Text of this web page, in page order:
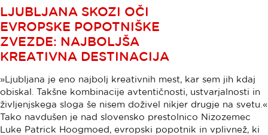
LJUBLJANA SKOZI OČI
EVROPSKE POPOTNIŠKE
ZVEZDE: NAJBOLJŠA
KREATIVNA DESTINACIJA
»Ljubljana je eno najbolj kreativnih mest, kar sem jih kdaj
obiskal. Takšne kombinacije avtentičnosti, ustvarjalnosti in
življenjskega sloga še nisem doživel nikjer drugje na svetu.«
Tako navdušen je nad slovensko prestolnico Nizozemec
Luke Patrick Hoogmoed, evropski popotnik in vplivnež, ki